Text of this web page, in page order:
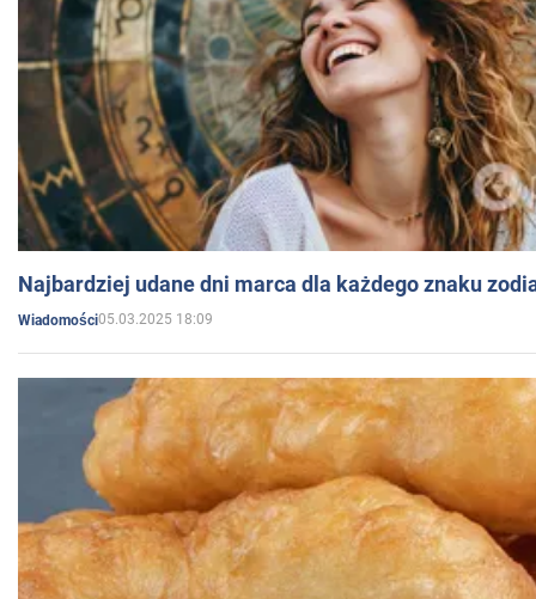
Najbardziej udane dni marca dla każdego znaku
Wiadomości05.03.2025 18:09